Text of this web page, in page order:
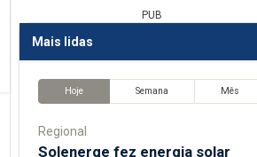
PUB
Mais lidas
Hoje Semana Mês
Regional
Solenerge fez energia solar